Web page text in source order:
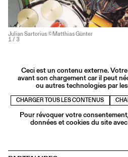
Julian Sartorius ©Matthias Günter
1 / 3
Ceci est un contenu externe.
avant son chargement car il peut
ou autres technologies par
CHARGER TOUS LES CONTENUS
Pour révoquer votre
données et cookies du site